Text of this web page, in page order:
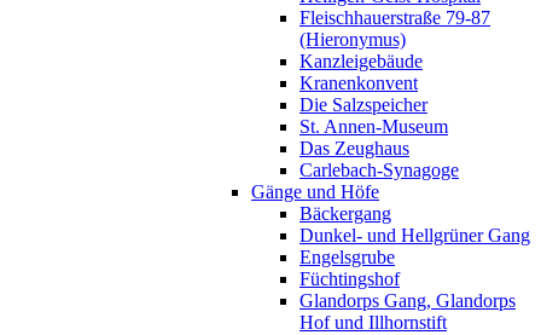
Fleischhauerstraße 79-87
(Hieronymus)
Kanzleigebäude
Kranenkonvent
Die Salzspeicher
St. Annen-Museum
Das Zeughaus
Carlebach-Synagoge
Gänge und Höfe
Bäckergang
Dunkel- und Hellgrüner Gang
Engelsgrube
Füchtingshof
Glandorps Gang, Glandorps
Hof und Illhornstift